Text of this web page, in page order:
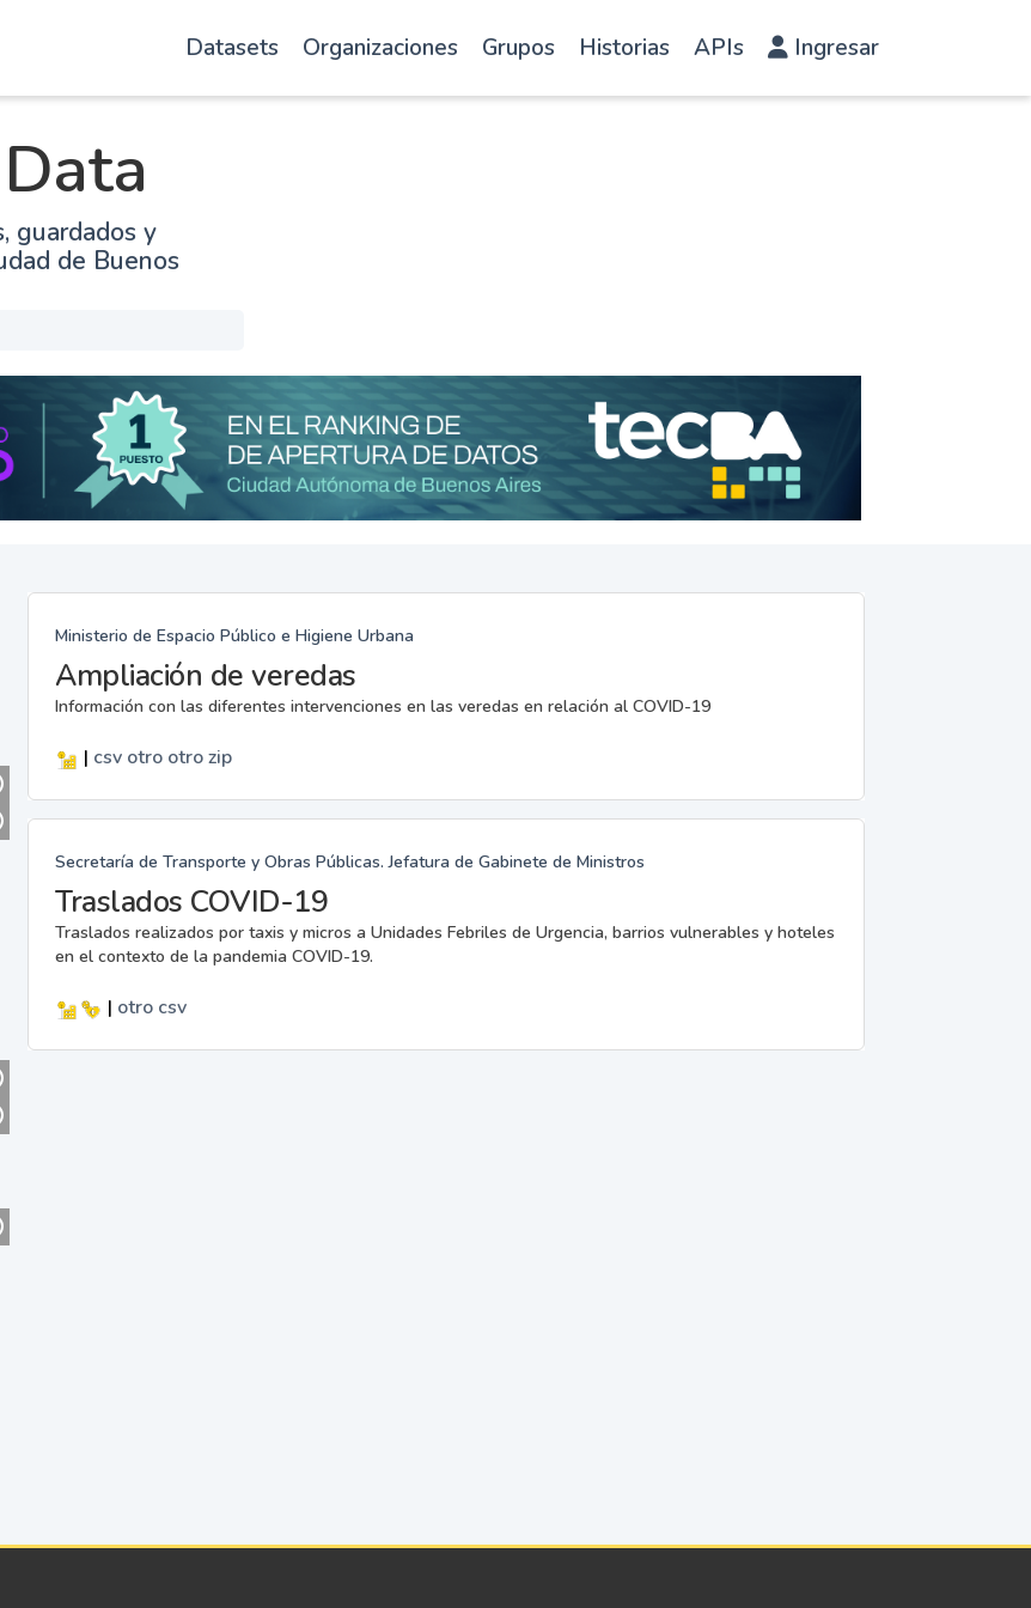
Datasets Organizaciones Grupos Historias APIs Ingresar
guardados y
de Buenos
Ministerio de Espacio Público e Higiene Urbana
Ampliación de veredas
Información con las diferentes intervenciones en las veredas en relación al COVID-19
| csv otro otrozip
Secretaría de Transporte y Obras Públicas. Jefatura de Gabinete de Ministros
Traslados COVID-19
Traslados realizados por taxis y micros a Unidades Febriles de Urgencia, barrios vulnerables y hoteles
en el contexto de la pandemia COVID-19.
| otro csv